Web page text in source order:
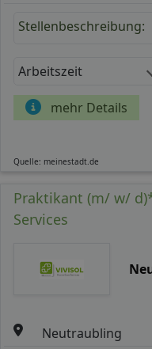
Stellenbeschreibung:
Arbeitszeit
mehr Details
Quelle: meinestadt.de
Praktikant (m/ w/
Services
Neutraubling